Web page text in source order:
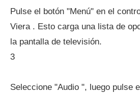
Pulse el botón "Menú" en el
Viera . Esto carga una lista de
la pantalla de televisión.
3
Seleccione "Audio ", luego pulse